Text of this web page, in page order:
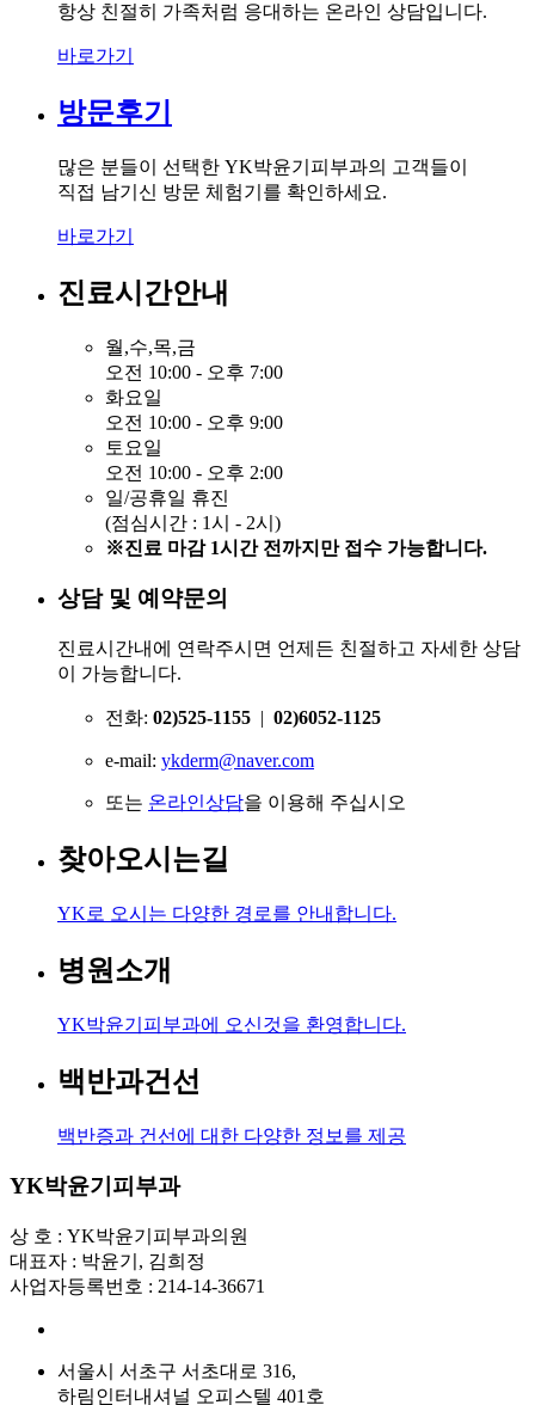
항상 친절히 가족처럼 응대하는 온라인 상담입니다.
바로가기
방문후기
많은 분들이 선택한 YK박윤기피부과의 고객들이
직접 남기신 방문 체험기를 확인하세요.
바로가기
진료시간안내
월,수,목,금
오전 10:00 - 오후 7:00
화요일
오전 10:00 - 오후 9:00
토요일
오전 10:00 - 오후 2:00
일/공휴일 휴진
(점심시간 : 1시 - 2시)
※진료 마감 1시간 전까지만 접수 가능합니다.
상담 및 예약문의
진료시간내에 연락주시면 언제든 친절하고 자세한 상담
이 가능합니다.
전화: 02)525-1155 | 02)6052-1125
e-mail: ykderm@naver.com
또는 온라인상담을 이용해 주십시오
찾아오시는길
YK로 오시는 다양한 경로를 안내합니다.
병원소개
YK박윤기피부과에 오신것을 환영합니다.
백반과건선
백반증과 건선에 대한 다양한 정보를 제공
YK박윤기피부과
상 호 : YK박윤기피부과의원
대표자 : 박윤기, 김희정
사업자등록번호 : 214-14-36671
서울시 서초구 서초대로 316,
하림인터내셔널 오피스텔 401호